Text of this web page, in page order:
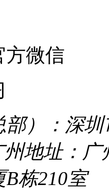
方微信
部）：深
州地址：
栋210室